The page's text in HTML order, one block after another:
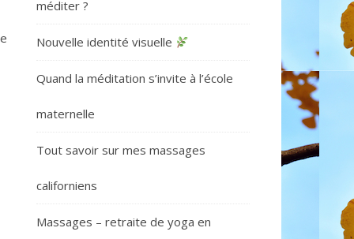
méditer ?
Nouvelle identité visuelle
Quand la méditation s’invite à l’école
maternelle
Tout savoir sur mes massages
californiens
Massages – retraite de yoga en